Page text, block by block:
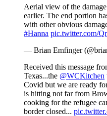
Aerial view of the
earlier. The end portion
with other obvious
#Hanna pic.twitter.com/
— Brian Emfinger
Received this message
Texas...the @WCKitchen
Covid but we are ready
is hitting not far from
cooking for the refugee
border closed...